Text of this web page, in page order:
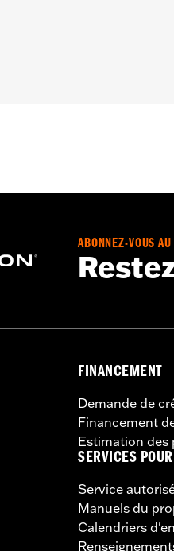
ABONNEZ-VOUS
FINANCEMENT
Demande de
Financement
Estimation des
SERVICES
Service
Manuels du
Calendriers